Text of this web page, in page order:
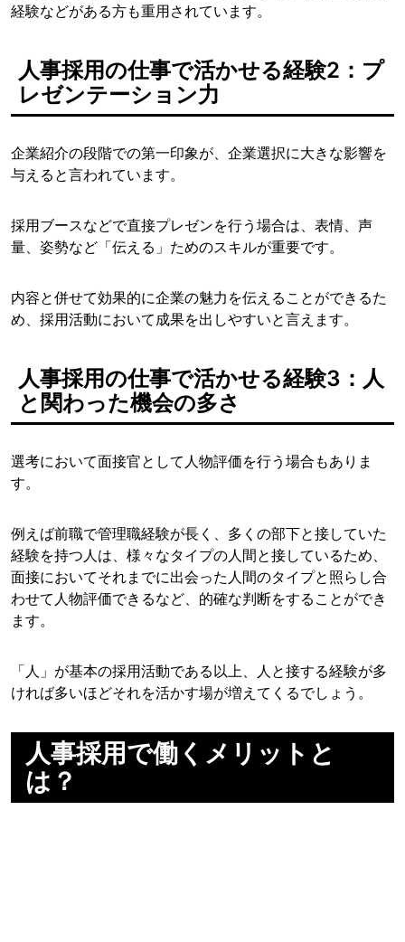
経験などがある方も重用されています。
人事採用の仕事で活かせる経験2：プ
レゼンテーション力
企業紹介の段階での第一印象が、企業選択に大きな影響を
与えると言われています。
採用ブースなどで直接プレゼンを行う場合は、表情、声
量、姿勢など「伝える」ためのスキルが重要です。
内容と併せて効果的に企業の魅力を伝えることができるた
め、採用活動において成果を出しやすいと言えます。
人事採用の仕事で活かせる経験3：人
と関わった機会の多さ
選考において面接官として人物評価を行う場合もありま
す。
例えば前職で管理職経験が長く、多くの部下と接していた
経験を持つ人は、様々なタイプの人間と接しているため、
面接においてそれまでに出会った人間のタイプと照らし合
わせて人物評価できるなど、的確な判断をすることができ
ます。
「人」が基本の採用活動である以上、人と接する経験が多
ければ多いほどそれを活かす場が増えてくるでしょう。
人事採用で働くメリットと
は？